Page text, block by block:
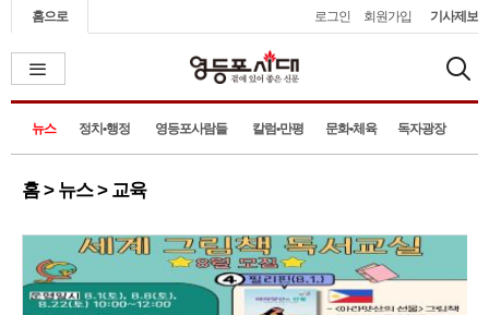
홈으로 로그인 회원가입 기사제보
뉴스 정치•행정 영등포사람들 칼럼•만평 문화•체육 독자광장
홈 > 뉴스 > 교육